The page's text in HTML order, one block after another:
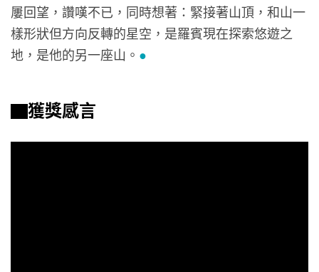
屢回望，讚嘆不已，同時想著：緊接著山頂，和山一
樣形狀但方向反轉的星空，是羅賓現在探索悠遊之
地，是他的另一座山。 ●
▇獲獎感言